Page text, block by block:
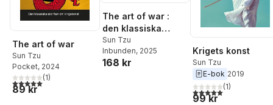
The art of war
Sun Tzu
Pocket, 2024
5,0utav 5 stjärnor. Totalt antal röster:
(1)
89 kr
The art of war :
den klassiska
skriften om
krigskonst
Sun Tzu
Inbunden, 2025
168 kr
Krigets konst
Sun Tzu
E-bok 2019
5,0utav 5 stjärnor.
(1)
99 kr